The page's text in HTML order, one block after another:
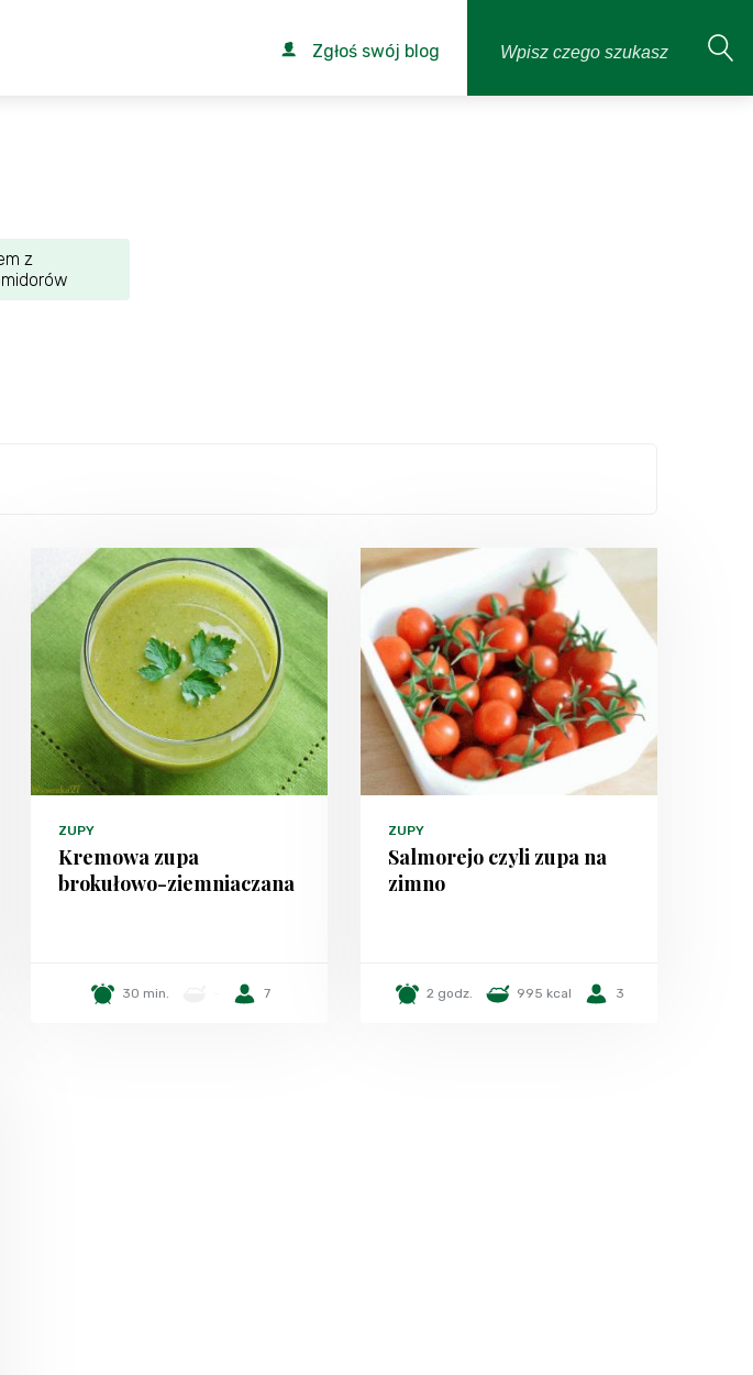
Zgłoś swój blog
z
ZUPY
Kremowa zupa
brokułowo-ziemniaczana
30 min. 7
ZUPY
Salmorejo czyli zupa na
zimno
2 godz. 995 kcal 3